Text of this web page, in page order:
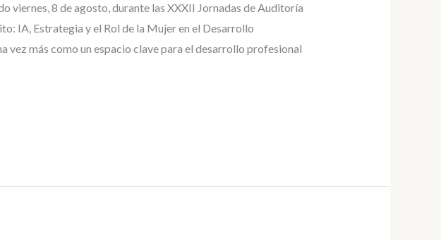
viernes, 8 de agosto, durante las XXXII Jornadas de Auditoría
IA, Estrategia y el Rol de la Mujer en el Desarrollo
vez más como un espacio clave para el desarrollo profesional